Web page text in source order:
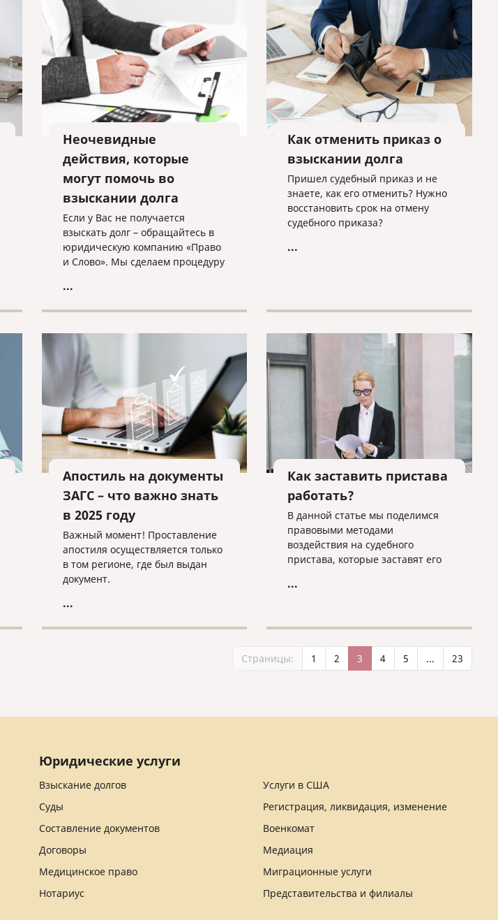
Неочевидные
действия, которые
могут помочь во
взыскании долга
Если у Вас не получается
взыскать долг – обращайтесь в
юридическую компанию «Право
и Слово». Мы сделаем процедуру
максимально эффективной!
...
Как отменить приказ о
взыскании долга
Пришел судебный приказ и не
знаете, как его отменить? Нужно
восстановить срок на отмену
судебного приказа?
...
Апостиль на документы
ЗАГС – что важно знать
в 2025 году
Важный момент! Проставление
апостиля осуществляется только
в том регионе, где был выдан
документ.
...
Как заставить пристава
работать?
В данной статье мы поделимся
правовыми методами
воздействия на судебного
пристава, которые заставят его
имущество и денежные средства
...
Страницы: 1 2 3 4 5 ... 23
Юридические услуги
Взыскание долгов
Услуги в США
Суды
Регистрация, ликвидация, изменение
Составление документов
Военкомат
Договоры
Медиация
Медицинское право
Миграционные услуги
Нотариус
Представительства и филиалы